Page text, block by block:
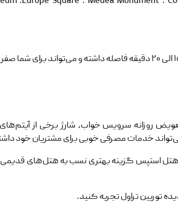
روزانه سرویس خواب، شارژ برخی از
استپس گزینه بهتری نسب به هتل‌های قدیمی
توربین تراول تجربه کنید.